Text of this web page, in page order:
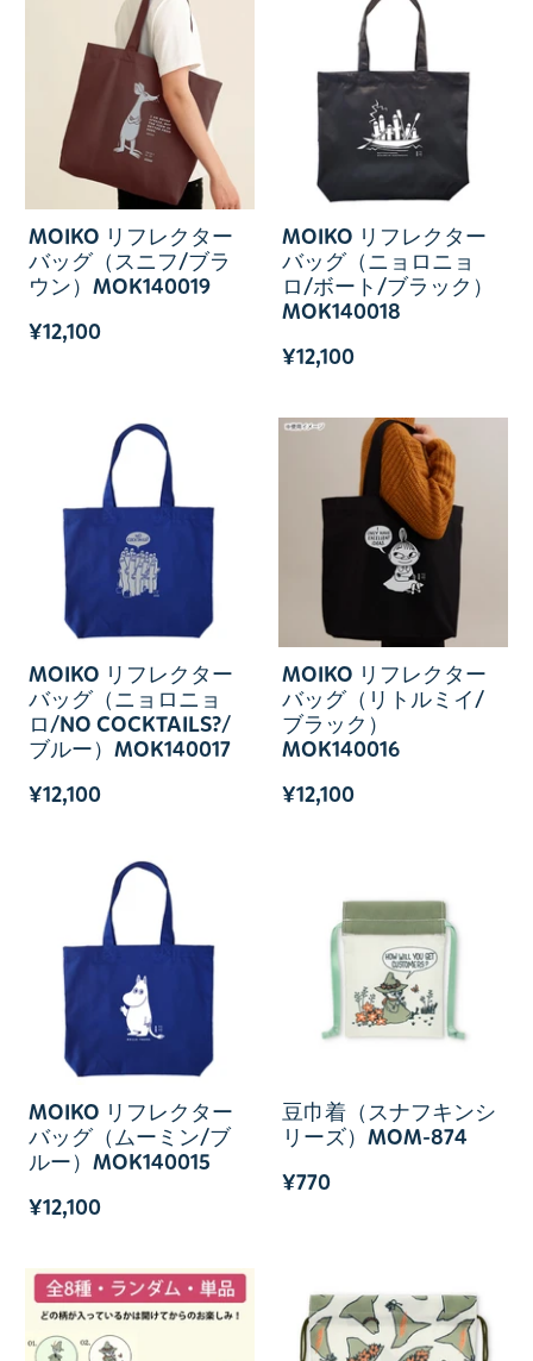
MOIKO リフレクター
バッグ（スニフ/ブラ
ウン）MOK140019
¥12,100
MOIKO リフレクター
バッグ（ニョロニョ
ロ/ボート/ブラック）
MOK140018
¥12,100
MOIKO リフレクター
バッグ（ニョロニョ
ロ/NO COCKTAILS?/
ブルー）MOK140017
¥12,100
MOIKO リフレクター
バッグ（リトルミイ/
ブラック）
MOK140016
¥12,100
MOIKO リフレクター
バッグ（ムーミン/ブ
ルー）MOK140015
¥12,100
豆巾着（スナフキンシ
リーズ）MOM-874
¥770